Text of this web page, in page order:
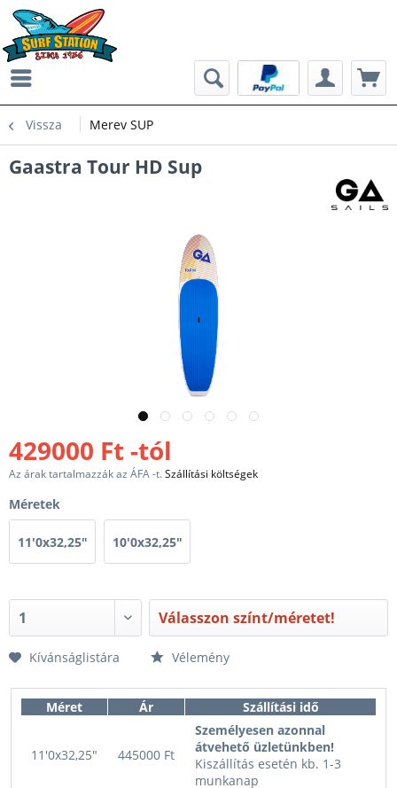
Vissza Merev SUP
Gaastra Tour HD Sup
429000 Ft -tól
Az árak tartalmazzák az ÁFA -t.Szállítási költségek
Méretek
11'0x32,25" 10'0x32,25"
Válasszon színt/méretet!
Kívánságlistára Vélemény
Méret Ár Szállítási idő
11'0x32,25" 445000 Ft
Személyesen azonnal
átvehető üzletünkben!
Kiszállítás esetén kb. 1-3
munkanap